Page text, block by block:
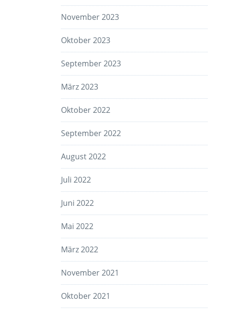
November 2023
Oktober 2023
September 2023
März 2023
Oktober 2022
September 2022
August 2022
Juli 2022
Juni 2022
Mai 2022
März 2022
November 2021
Oktober 2021